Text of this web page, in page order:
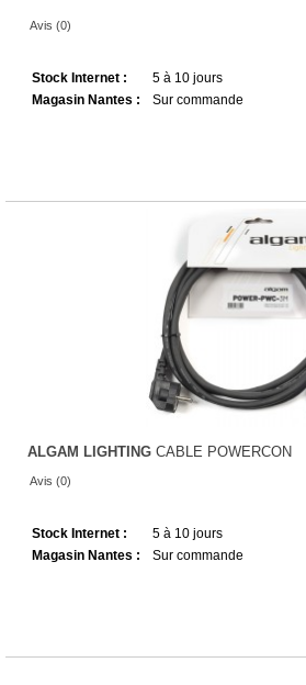
Avis (0)
Stock Internet :
5 à 10 jours
Magasin Nantes :
Sur commande
ALGAM LIGHTING CABLE POWERCON
Avis (0)
Stock Internet :
5 à 10 jours
Magasin Nantes :
Sur commande